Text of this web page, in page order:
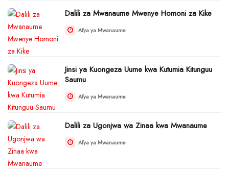
Dalili za Mwanaume Mwenye Homoni za Kike
Afya ya Mwanaume
Jinsi ya Kuongeza Uume kwa Kutumia Kitunguu
Saumu
Afya ya Mwanaume
Dalili za Ugonjwa wa Zinaa kwa Mwanaume
Afya ya Mwanaume